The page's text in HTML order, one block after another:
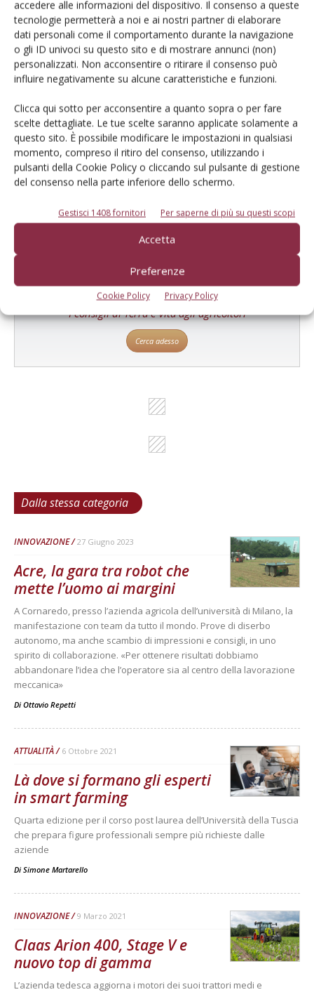
accedere alle informazioni del dispositivo. Il consenso a queste
tecnologie permetterà a noi e ai nostri partner di elaborare
dati personali come il comportamento durante la navigazione
o gli ID univoci su questo sito e di mostrare annunci (non)
personalizzati. Non acconsentire o ritirare il consenso può
influire negativamente su alcune caratteristiche e funzioni.
Clicca qui sotto per acconsentire a quanto sopra o per fare
scelte dettagliate. Le tue scelte saranno applicate solamente a
questo sito. È possibile modificare le impostazioni in qualsiasi
momento, compreso il ritiro del consenso, utilizzando i
pulsanti della Cookie Policy o cliccando sul pulsante di gestione
del consenso nella parte inferiore dello schermo.
Gestisci 1408 fornitori Per saperne di più su questi scopi
Accetta
Preferenze
Cookie Policy Privacy Policy
Tecniche, prodotti e servizi dalle aziende
Catalogo Aziende e Prodotti
Un modo semplice per cercare un'azienda o un
prodotto!
Cerca adesso
L'Esperto risponde
I consigli di Terra e Vita agli agricoltori
Cerca adesso
Dalla stessa categoria
INNOVAZIONE 27 Giugno 2023
Acre, la gara tra robot che
mette l’uomo ai margini
A Cornaredo, presso l’azienda agricola dell’università di Milano, la
manifestazione con team da tutto il mondo. Prove di diserbo
autonomo, ma anche scambio di impressioni e consigli, in uno
spirito di collaborazione. «Per ottenere risultati dobbiamo
abbandonare l’idea che l’operatore sia al centro della lavorazione
meccanica»
Di Ottavio Repetti
ATTUALITÀ 6 Ottobre 2021
Là dove si formano gli esperti
in smart farming
Quarta edizione per il corso post laurea dell’Università della Tuscia
che prepara figure professionali sempre più richieste dalle
aziende
Di Simone Martarello
INNOVAZIONE 9 Marzo 2021
Claas Arion 400, Stage V e
nuovo top di gamma
L’azienda tedesca aggiorna i motori dei suoi trattori medi e